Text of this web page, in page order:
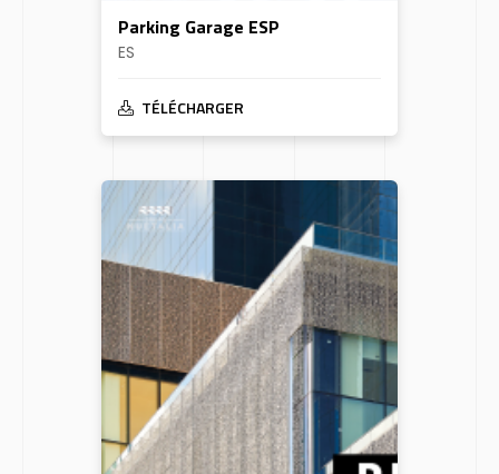
Parking Garage ESP
ES
TÉLÉCHARGER